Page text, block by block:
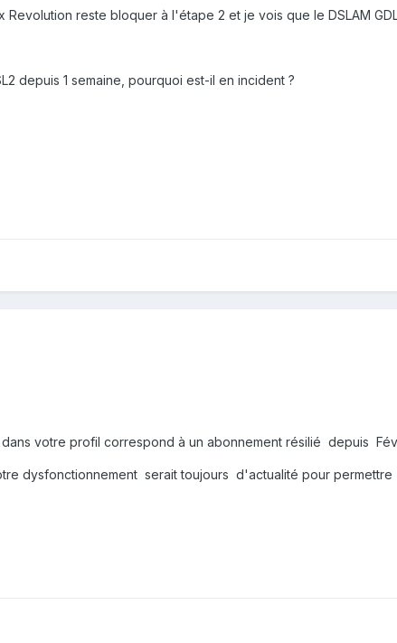
Revolution reste bloquer à l'étape 2 et je vois que le DSLAM
depuis 1 semaine, pourquoi est-il en incident ?
votre profil correspond à un abonnement résilié depuis
dysfonctionnement serait toujours d'actualité pour permettre